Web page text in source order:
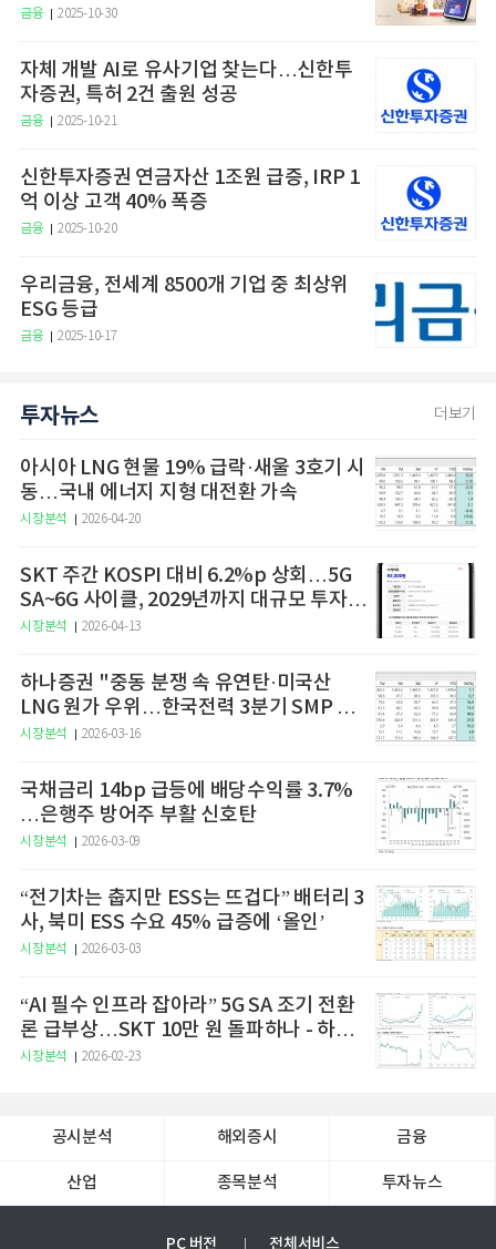
금융 2025-10-30
자체 개발 AI로 유사기업 찾는다…신한투
자증권, 특허 2건 출원 성공
금융 2025-10-21
신한투자증권 연금자산 1조원 급증, IRP 1
억 이상 고객 40% 폭증
금융 2025-10-20
우리금융, 전세계 8500개 기업 중 최상위
ESG 등급
금융 2025-10-17
투자뉴스 더보기
아시아 LNG 현물 19% 급락·새울 3호기 시
동…국내 에너지 지형 대전환 가속
시장분석 2026-04-20
SKT 주간 KOSPI 대비 6.2%p 상회…5G
SA~6G 사이클, 2029년까지 대규모 투자
예고
시장분석 2026-04-13
하나증권 "중동 분쟁 속 유연탄·미국산
LNG 원가 우위…한국전력 3분기 SMP 상
승 전망"
시장분석 2026-03-16
국채금리 14bp 급등에 배당수익률 3.7%
…은행주 방어주 부활 신호탄
시장분석 2026-03-09
“전기차는 춥지만 ESS는 뜨겁다” 배터리 3
사, 북미 ESS 수요 45% 급증에 ‘올인’
시장분석 2026-03-03
“AI 필수 인프라 잡아라” 5G SA 조기 전환
론 급부상…SKT 10만 원 돌파하나 - 하나
증권
시장분석 2026-02-23
공시분석 해외증시 금융
산업 종목분석 투자뉴스
PC 버전 전체서비스